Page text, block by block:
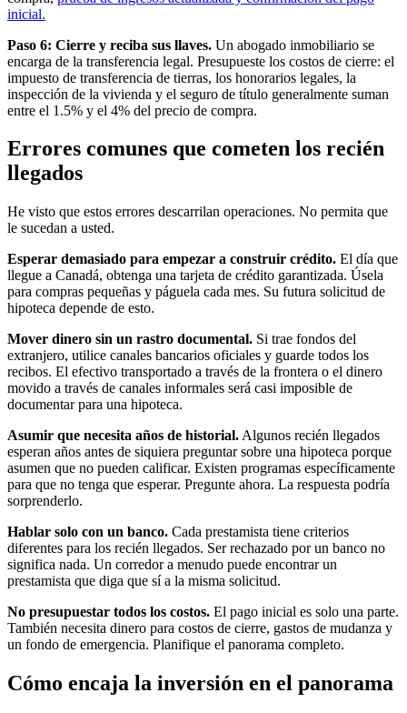
inicial.
Paso 6: Cierre y reciba sus llaves. Un abogado inmobiliario se
encarga de la transferencia legal. Presupueste los costos de cierre: el
impuesto de transferencia de tierras, los honorarios legales, la
inspección de la vivienda y el seguro de título generalmente suman
entre el 1.5% y el 4% del precio de compra.
Errores comunes que cometen los recién
llegados
He visto que estos errores descarrilan operaciones. No permita que
le sucedan a usted.
Esperar demasiado para empezar a construir crédito. El día que
llegue a Canadá, obtenga una tarjeta de crédito garantizada. Úsela
para compras pequeñas y páguela cada mes. Su futura solicitud de
hipoteca depende de esto.
Mover dinero sin un rastro documental. Si trae fondos del
extranjero, utilice canales bancarios oficiales y guarde todos los
recibos. El efectivo transportado a través de la frontera o el dinero
movido a través de canales informales será casi imposible de
documentar para una hipoteca.
Asumir que necesita años de historial. Algunos recién llegados
esperan años antes de siquiera preguntar sobre una hipoteca porque
asumen que no pueden calificar. Existen programas específicamente
para que no tenga que esperar. Pregunte ahora. La respuesta podría
sorprenderlo.
Hablar solo con un banco. Cada prestamista tiene criterios
diferentes para los recién llegados. Ser rechazado por un banco no
significa nada. Un corredor a menudo puede encontrar un
prestamista que diga que sí a la misma solicitud.
No presupuestar todos los costos. El pago inicial es solo una parte.
También necesita dinero para costos de cierre, gastos de mudanza y
un fondo de emergencia. Planifique el panorama completo.
Cómo encaja la inversión en el panorama